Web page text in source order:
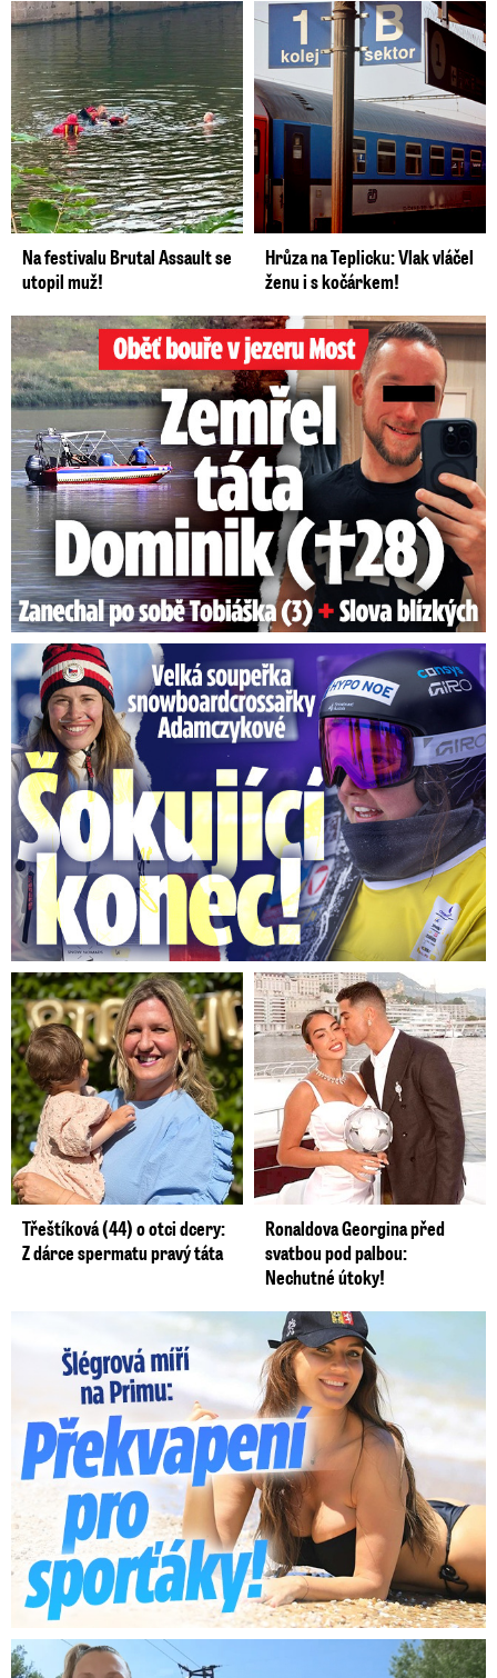
Na festivalu Brutal Assault se
utopil muž!
Hrůza na Teplicku: Vlak vláčel
ženu i s kočárkem!
Oběť bouře v jezeru Most: Zemřel táta Dominik (†28)
Velká soupeřka Adamczykové: Šokující konec!
Třeštíková (44) o otci dcery:
Z dárce spermatu pravý táta
Ronaldova Georgina před
svatbou pod palbou:
Nechutné útoky!
Lucie Šlégrová míří na Primu. Překvapení pro sporťáky!
Smrtelný pád chlapce: Matka vydala vyjádření na 16 stran